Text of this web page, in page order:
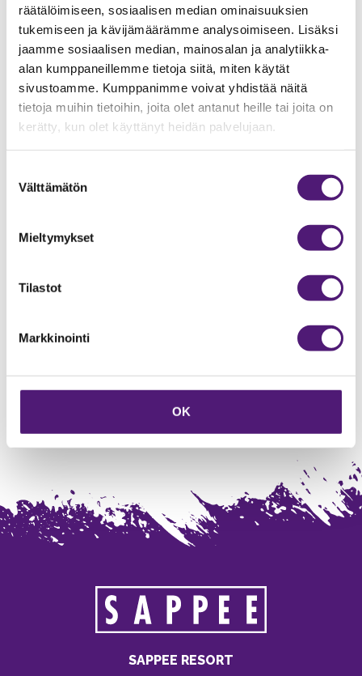
räätälöimiseen, sosiaalisen median ominaisuuksien
tukemiseen ja kävijämäärämme analysoimiseen. Lisäksi
jaamme sosiaalisen median, mainosalan ja analytiikka-
alan kumppaneillemme tietoja siitä, miten käytät
sivustoamme. Kumppanimme voivat yhdistää näitä
tietoja muihin tietoihin, joita olet antanut heille tai joita on
kerätty, kun olet käyttänyt heidän palvelujaan.
valinta
Välttämätön
Mieltymykset
Tilastot
Markkinointi
OK
Lisävuodepaikat 2
kpl
Makuuhuoneiden lukumäärä
1
kpl
Mikroaaltouuni
1
Pakastin/pakastelokero
Parven pinta-ala
9
Pinta-ala
54
m2
Sähköliesi/uuni
Suihku
Televisio
kpl
Vuodepaikat yhteensä
6
kpl
SAPPEE RESORT